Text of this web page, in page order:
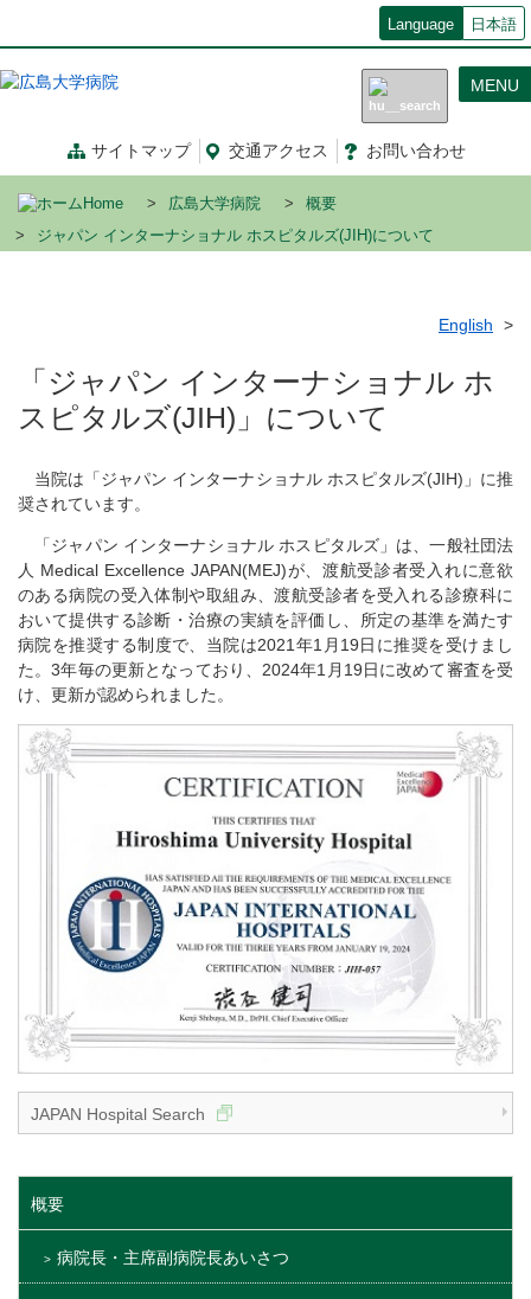
コ
移
Language 日本語
サイトマップ 交通アクセス お問い合わせ
MENU
Home 広島大学病院
概要
ジャパン インターナショナル ホスピタルズ(JIH)について
English
「ジャパン インターナショナル ホ
スピタルズ(JIH)」について
当院は「ジャパン インターナショナル ホスピタルズ(JIH)」に推
奨されています。
「ジャパン インターナショナル ホスピタルズ」は、一般社団法
人 Medical Excellence JAPAN(MEJ)が、渡航受診者受入れに意欲
のある病院の受入体制や取組み、渡航受診者を受入れる診療科に
おいて提供する診断・治療の実績を評価し、所定の基準を満たす
病院を推奨する制度で、当院は2021年1月19日に推奨を受けまし
た。3年毎の更新となっており、2024年1月19日に改めて審査を受
け、更新が認められました。
JAPAN Hospital Search
概要
病院長・主席副病院長あいさつ